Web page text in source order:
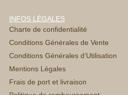
INFOS LÉGALES
Charte de confidentialité
Conditions Générales de Vente
Conditions Générales d’Utilisation
Mentions Légales
Frais de port et livraison